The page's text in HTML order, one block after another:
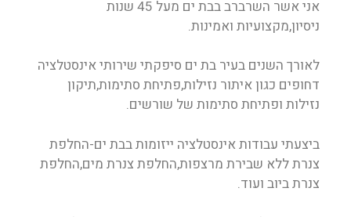
אני אשר השרברב בבת ים מעל 45 שנות
ניסיון,מקצועיות ואמינות.
לאורך השנים בעיר בת ים סיפקתי שירותי אינסטלציה
דחופים כגון איתור נזילות,פתיחת סתימות,תיקון
נזילות ופתיחת סתימות של שורשים.
ביצעתי עבודות אינסטלציה ייזומות בבת ים-החלפת
צנרת ללא שבירת מרצפות,החלפת צנרת מים,החלפת
צנרת ביוב ועוד.